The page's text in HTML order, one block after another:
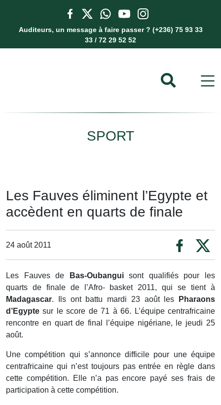
Auditeurs, un message à faire passer ? (+236) 75 93 33
33 / 72 29 52 52
SPORT
Les Fauves éliminent l’Egypte et
accèdent en quarts de finale
24 août 2011
Les Fauves de Bas-Oubanguisont qualifiés pour les
quarts de finale de l’Afro- basket 2011, qui se tient à
Madagascar. Ils ont battu mardi 23 août les
Pharaons
d’Egypte sur le score de 71 à 66. L’équipe centrafricaine
rencontre en quart de final l’équipe nigériane, le jeudi 25
août.
Une compétition qui s’annonce difficile pour une équipe
centrafricaine qui n’est toujours pas entrée en règle dans
cette compétition. Elle n’a pas encore payé ses frais de
participation à cette compétition.